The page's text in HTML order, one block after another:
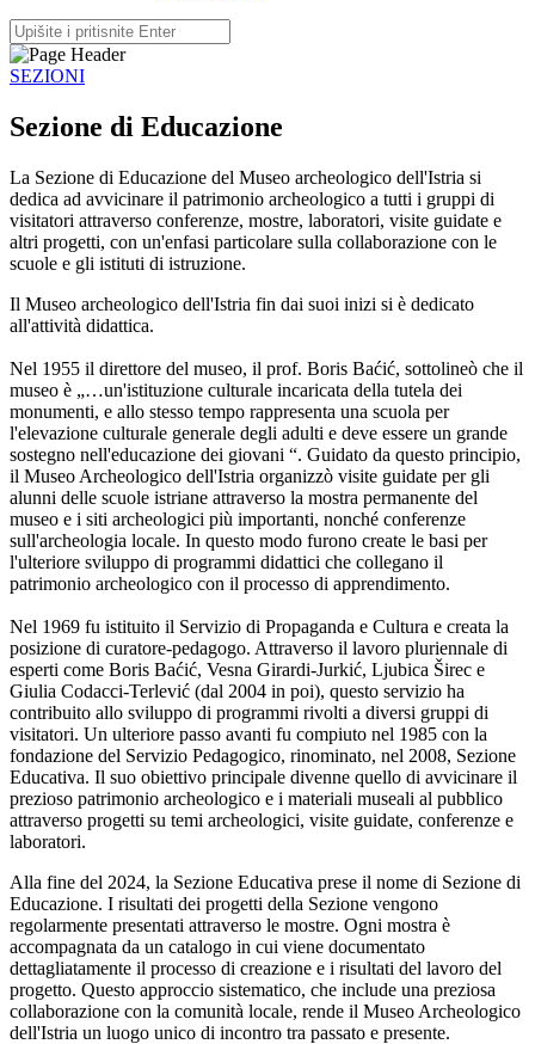
SEZIONI
Sezione di Educazione
La Sezione di Educazione del Museo archeologico dell'Istria si
dedica ad avvicinare il patrimonio archeologico a tutti i gruppi di
visitatori attraverso conferenze, mostre, laboratori, visite guidate e
altri progetti, con un'enfasi particolare sulla collaborazione con le
scuole e gli istituti di istruzione.
Il Museo archeologico dell'Istria fin dai suoi inizi si è dedicato
all'attività didattica.
Nel 1955 il direttore del museo, il prof. Boris Baćić, sottolineò che il
museo è „…un'istituzione culturale incaricata della tutela dei
monumenti, e allo stesso tempo rappresenta una scuola per
l'elevazione culturale generale degli adulti e deve essere un grande
sostegno nell'educazione dei giovani “. Guidato da questo principio,
il Museo Archeologico dell'Istria organizzò visite guidate per gli
alunni delle scuole istriane attraverso la mostra permanente del
museo e i siti archeologici più importanti, nonché conferenze
sull'archeologia locale. In questo modo furono create le basi per
l'ulteriore sviluppo di programmi didattici che collegano il
patrimonio archeologico con il processo di apprendimento.
Nel 1969 fu istituito il Servizio di Propaganda e Cultura e creata la
posizione di curatore-pedagogo. Attraverso il lavoro pluriennale di
esperti come Boris Baćić, Vesna Girardi-Jurkić, Ljubica Širec e
Giulia Codacci-Terlević (dal 2004 in poi), questo servizio ha
contribuito allo sviluppo di programmi rivolti a diversi gruppi di
visitatori. Un ulteriore passo avanti fu compiuto nel 1985 con la
fondazione del Servizio Pedagogico, rinominato, nel 2008, Sezione
Educativa. Il suo obiettivo principale divenne quello di avvicinare il
prezioso patrimonio archeologico e i materiali museali al pubblico
attraverso progetti su temi archeologici, visite guidate, conferenze e
laboratori.
Alla fine del 2024, la Sezione Educativa prese il nome di Sezione di
Educazione. I risultati dei progetti della Sezione vengono
regolarmente presentati attraverso le mostre. Ogni mostra è
accompagnata da un catalogo in cui viene documentato
dettagliatamente il processo di creazione e i risultati del lavoro del
progetto. Questo approccio sistematico, che include una preziosa
collaborazione con la comunità locale, rende il Museo Archeologico
dell'Istria un luogo unico di incontro tra passato e presente.